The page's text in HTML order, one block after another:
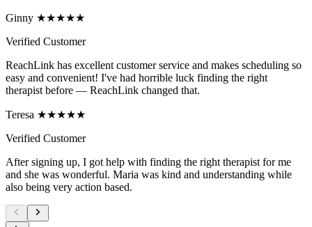
Ginny ★★★★★
Verified Customer
ReachLink has excellent customer service and makes scheduling so
easy and convenient! I've had horrible luck finding the right
therapist before — ReachLink changed that.
Teresa ★★★★★
Verified Customer
After signing up, I got help with finding the right therapist for me
and she was wonderful. Maria was kind and understanding while
also being very action based.